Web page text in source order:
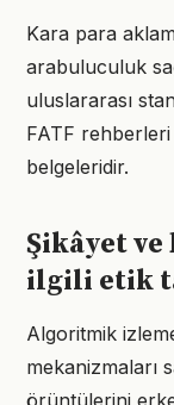
Kara para
arabuluculuk
uluslararası
FATF
belgeleridir.
Şikâyet
ilgili etik
Algoritmik
mekanizmaları
örüntülerini